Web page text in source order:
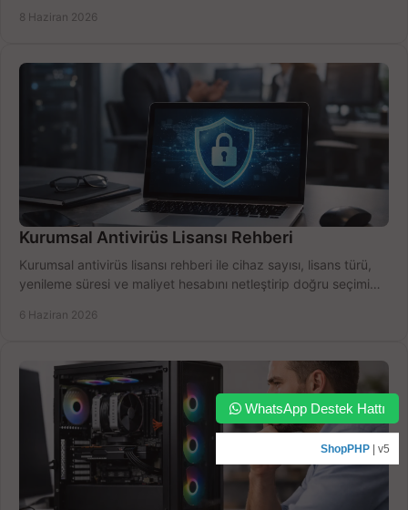
8 Haziran 2026
Kurumsal Antivirüs Lisansı Rehberi
Kurumsal antivirüs lisansı rehberi ile cihaz sayısı, lisans türü,
yenileme süresi ve maliyet hesabını netleştirip doğru seçimi
6 Haziran 2026
WhatsApp Destek Hattı
ShopPHP | v5